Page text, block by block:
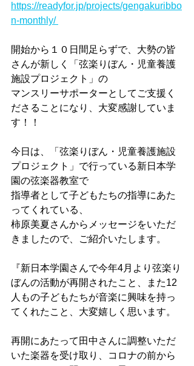
https://readyfor.jp/projects/gengakuribbo
n-monthly/
開始から１０日間足らずで、大勢の皆
さんが新しく「弦楽りぼん・児童養護
施設プロジェクト」の
マンスリーサポーターとしてご支援く
ださることになり、大変感謝していま
す！！
今日は、「弦楽りぼん・児童養護施設
プロジェクト」で行っている新日本学
園の弦楽器教室で
指導者として子どもたちの指導にあた
ってくれている、
柿原美夏さんからメッセージをいただ
きましたので、ご紹介いたします。
『新日本学園さんで今年4月より弦楽り
ぼんの活動が再開されたこと、また12
人もの子どもたちが音楽に興味を持っ
てくれたこと、大変嬉しく思います。
再開にあたって田中さんに調整いただ
いた楽器を受け取り、コロナの前から